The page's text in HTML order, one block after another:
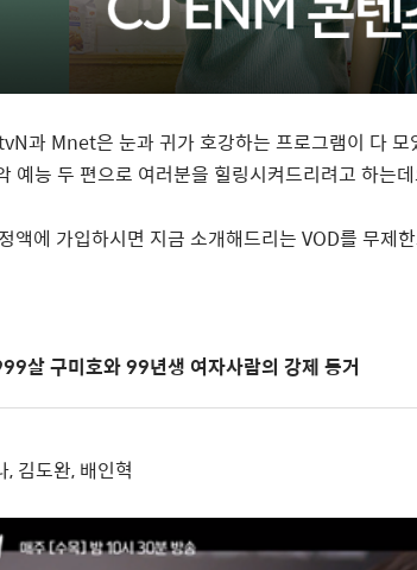
과 Mnet은 눈과 귀가 호강하는 프로그램이 다
예능 두 편으로 여러분을 힐링시켜드리려고 하는
액에 가입하시면 지금 소개해드리는 VOD를 무제
살 구미호와99년생 여자사람의 강제 동거
, 김도완, 배인혁